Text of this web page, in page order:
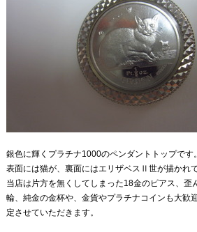
銀色に輝くプラチナ1000のペンダントトップです。
表面には猫が、裏面にはエリザベスⅡ世が描かれて
当店は片方を無くしてしまった18金のピアス、歪
輪、純金の金杯や、金貨やプラチナコインも大歓
定させていただきます。